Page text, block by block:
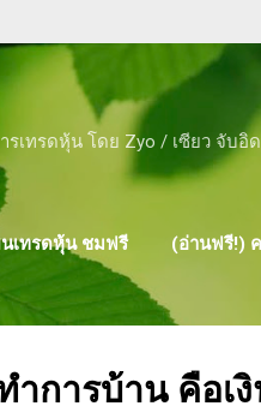
รเทรดหุ้น โดย Zyo / เซียว จับอิ
เทรดหุ้น ชมฟรี (อ่านฟรี!)
ำการบ้าน คือ